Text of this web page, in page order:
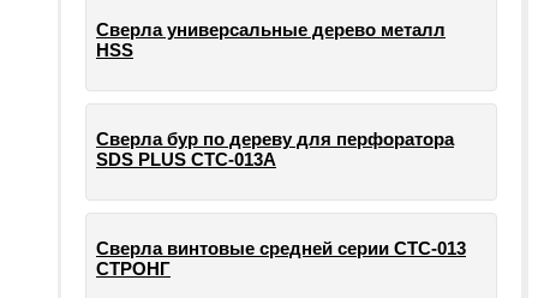
Сверла универсальные дерево металл
HSS
Cверла бур по дереву для перфоратора
SDS PLUS СТС-013А
Сверла винтовые средней серии СТС-013
СТРОНГ